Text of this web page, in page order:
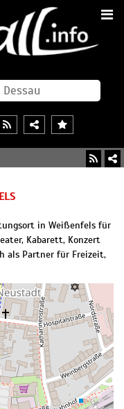
in Weißenfels für
Kabarett, Konzert
als Partner für Freizeit,